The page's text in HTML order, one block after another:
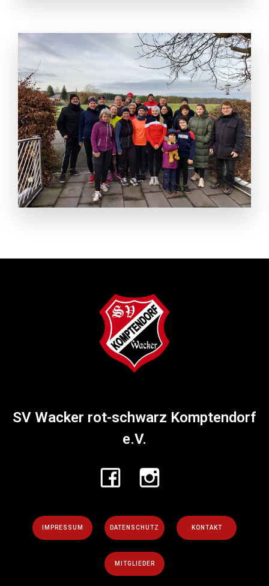
SV Wacker rot-schwarz Komptendorf
e.V.
IMPRESSUM DATENSCHUTZ KONTAKT
MITGLIEDER